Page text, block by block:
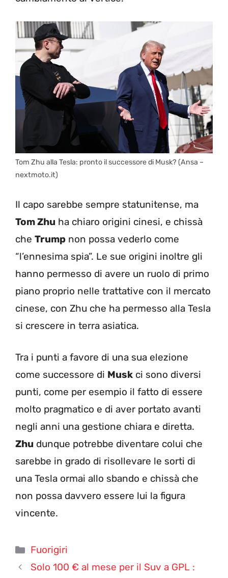
Tom Zhu alla Tesla: pronto il successore di Musk? (Ansa –
nextmoto.it)
Il capo sarebbe sempre statunitense, ma
Tom Zhu ha chiaro origini cinesi, e chissà
che Trump non possa vederlo come
“l’ennesima spia”. Le sue origini inoltre gli
hanno permesso di avere un ruolo di primo
piano proprio nelle trattative con il mercato
cinese, con Zhu che ha permesso alla Tesla
si crescere in terra asiatica.
Tra i punti a favore di una sua elezione
come successore di Musk ci sono diversi
punti, come per esempio il fatto di essere
molto pragmatico e di aver portato avanti
negli anni una gestione chiara e diretta.
Zhu dunque potrebbe diventare colui che
sarebbe in grado di risollevare le sorti di
una Tesla ormai allo sbando e chissà che
non possa davvero essere lui la figura
vincente.
Categorie
Fuorigiri
Solo 100 € al mese per il Suv a GPL :